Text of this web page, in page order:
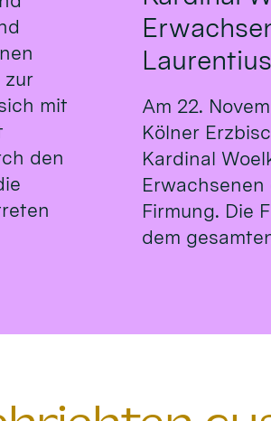
zur
mit
den
Laurentius
Am 22.
Kölner
Kardinal
Firmung. Die
dem